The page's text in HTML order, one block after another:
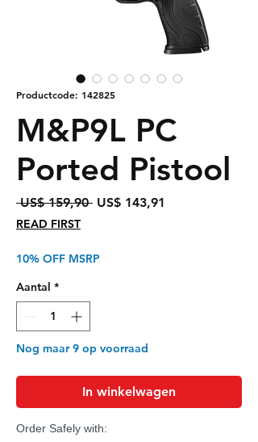
Productcode: 142825
M&P9L PC
Ported Pistool
US$ 159,90 Normale
US$ 143,91
READ FIRST
10% OFF MSRP
Aantal *
Nog maar 9 op voorraad
In winkelwagen
Order Safely with: